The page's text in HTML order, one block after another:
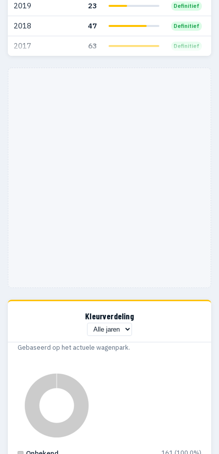
2019 23 Definitief
2018 47 Definitief
2017 63 Definitief
Kleurverdeling
Gebaseerd op het actuele wagenpark.